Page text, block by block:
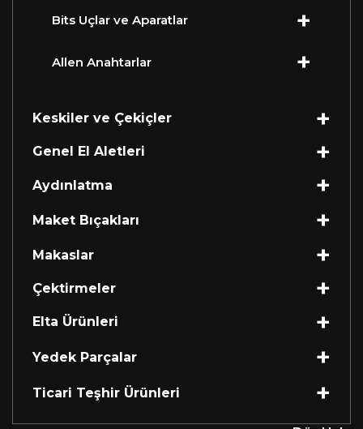
Bits Uçlar ve Aparatlar
Allen Anahtarlar
Keskiler ve Çekiçler
Genel El Aletleri
Aydınlatma
Maket Bıçakları
Makaslar
Çektirmeler
Elta Ürünleri
Yedek Parçalar
Ticari Teşhir Ürünleri